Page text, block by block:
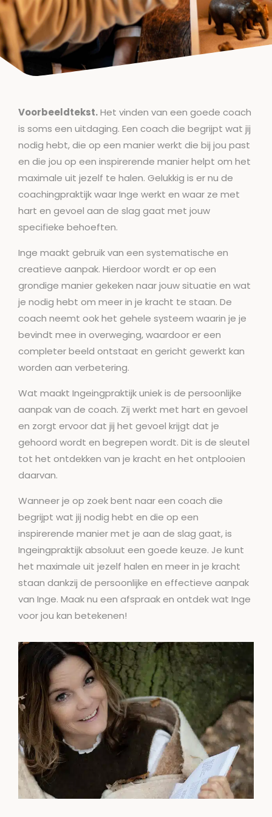
Voorbeeldtekst.Het vinden van een goede coach
is soms een uitdaging. Een coach die begrijpt wat jij
nodig hebt, die op een manier werkt die bij jou past
en die jou op een inspirerende manier helpt om het
maximale uit jezelf te halen. Gelukkig is er nu de
coachingpraktijk waar Inge werkt en waar ze met
hart en gevoel aan de slag gaat met jouw
specifieke behoeften.
Inge maakt gebruik van een systematische en
creatieve aanpak. Hierdoor wordt er op een
grondige manier gekeken naar jouw situatie en wat
je nodig hebt om meer in je kracht te staan. De
coach neemt ook het gehele systeem waarin je je
bevindt mee in overweging, waardoor er een
completer beeld ontstaat en gericht gewerkt kan
worden aan verbetering.
Wat maakt Ingeingpraktijk uniek is de persoonlijke
aanpak van de coach. Zij werkt met hart en gevoel
en zorgt ervoor dat jij het gevoel krijgt dat je
gehoord wordt en begrepen wordt. Dit is de sleutel
tot het ontdekken van je kracht en het ontplooien
daarvan.
Wanneer je op zoek bent naar een coach die
begrijpt wat jij nodig hebt en die op een
inspirerende manier met je aan de slag gaat, is
Ingeingpraktijk absoluut een goede keuze. Je kunt
het maximale uit jezelf halen en meer in je kracht
staan dankzij de persoonlijke en effectieve aanpak
van Inge. Maak nu een afspraak en ontdek wat Inge
voor jou kan betekenen!